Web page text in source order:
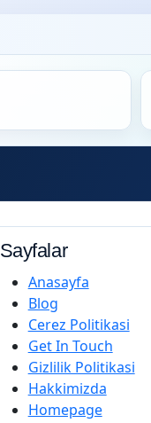
Sayfalar
Anasayfa
Blog
Cerez Politikasi
Get In Touch
Gizlilik Politikasi
Hakkimizda
Homepage